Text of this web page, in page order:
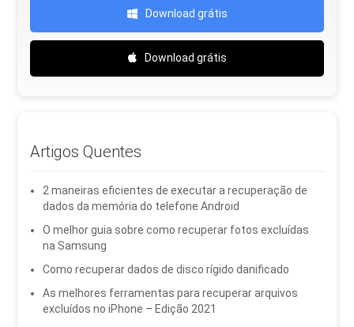
Download grátis
Download grátis
Artigos Quentes
2 maneiras eficientes de executar a recuperação de
dados da memória do telefone Android
O melhor guia sobre como recuperar fotos excluídas
na Samsung
Como recuperar dados de disco rígido danificado
As melhores ferramentas para recuperar arquivos
excluídos no iPhone – Edição 2021